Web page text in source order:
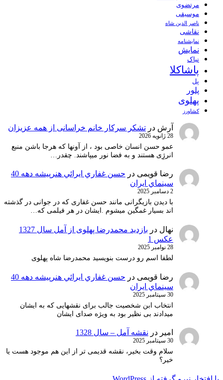
مرتضوی
موسیقی
ناصر الدین شاه
نقاشی
نمايشنامه
نمایش
نیاک
پاشاکلا
پل
پلور
پهلوی
کشاورز
آرش در تشکر سرکار خانم خراسانی از همه عزیزان
28 ژانویه 2026
عمو حسن انسان خاصی بود ، از آونها که هرجا باشن منبع
انرژِی هستند و به فضا نور میپاشند. چقدر…
رضا قویمی در
حسن غفاري ايرائي هنرپيشه دهه 40
سينماي ايران
2 دسامبر 2025
با دیدن بازیگرانی مانند حسن غفاری که در جوانی در گذشته
اند بسیار غمگین میشوم .ایشان در هر فیلمی که…
نهال در
بازدید محمدرضا پهلوی از آمل سال 1327
عکس 1
28 نوامبر 2025
لطفا اسم رو درست بنویسید محمدرضا شاه پهلوی
رضا قویمی در
حسن غفاري ايرائي هنرپيشه دهه 40
سينماي ايران
30 سپتامبر 2025
انتخاب ابن شخصیت جالب برای نقشهایی که به ایشان
میدادند بی نظیر بود به ویژه صدای ایشان
امیر در نقشه آمل – سال 1328
30 سپتامبر 2025
سلام وقت بخیر، نقشه قدیمی تر از این هم موجود هست یا
خیر؟